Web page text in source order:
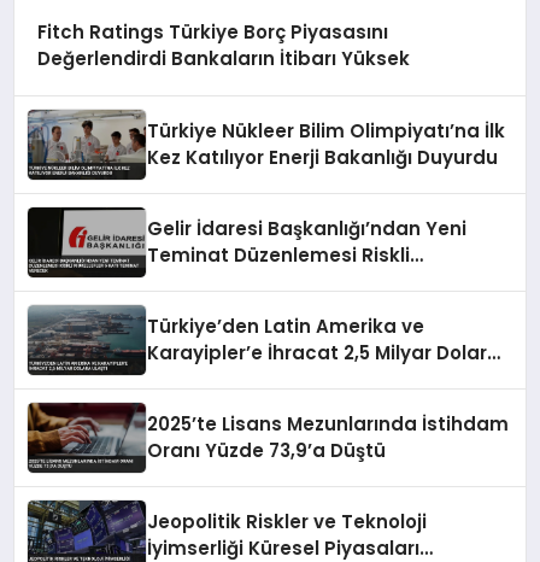
Fitch Ratings Türkiye Borç Piyasasını
Değerlendirdi Bankaların İtibarı Yüksek
Türkiye Nükleer Bilim Olimpiyatı’na İlk
Kez Katılıyor Enerji Bakanlığı Duyurdu
Gelir İdaresi Başkanlığı’ndan Yeni
Teminat Düzenlemesi Riskli
Türkiye’den Latin Amerika ve
Karayipler’e İhracat 2,5 Milyar Dolara
2025’te Lisans Mezunlarında İstihdam
Oranı Yüzde 73,9’a Düştü
Jeopolitik Riskler ve Teknoloji
İyimserliği Küresel Piyasaları